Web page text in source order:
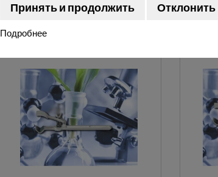
Сортировка:
Принять и продолжить Отклонить
Подробнее